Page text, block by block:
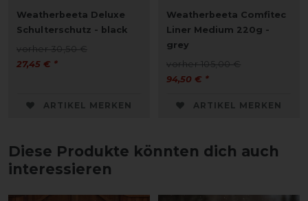
Weatherbeeta Deluxe
Schulterschutz - black
vorher 30,50 €
27,45 € *
ARTIKEL MERKEN
Weatherbeeta Comfitec
Liner Medium 220g -
grey
vorher 105,00 €
94,50 € *
ARTIKEL MERKEN
Diese Produkte könnten dich auch
interessieren